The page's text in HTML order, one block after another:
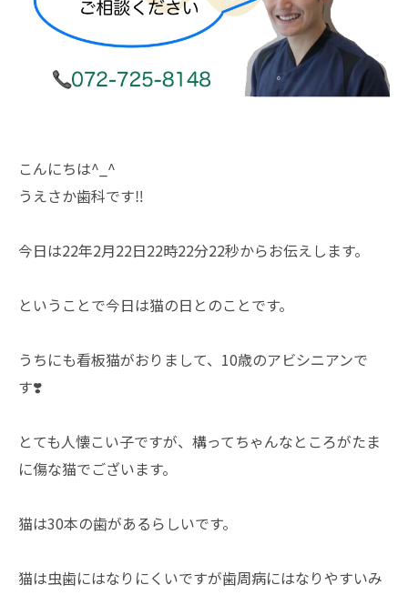
こんにちは^_^
うえさか歯科です‼️
今日は22年2月22日22時22分22秒からお伝えします。
ということで今日は猫の日とのことです。
うちにも看板猫がおりまして、10歳のアビシニアンで
す❣️
とても人懐こい子ですが、構ってちゃんなところがたま
に傷な猫でございます。
猫は30本の歯があるらしいです。
猫は虫歯にはなりにくいですが歯周病にはなりやすいみ